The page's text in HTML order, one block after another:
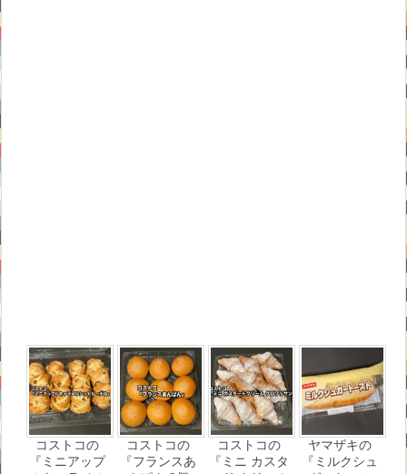
コストコの
『ミニアップ
コストコの
『フランスあ
コストコの
『ミニ カスタ
ヤマザキの
『ミルクシュ